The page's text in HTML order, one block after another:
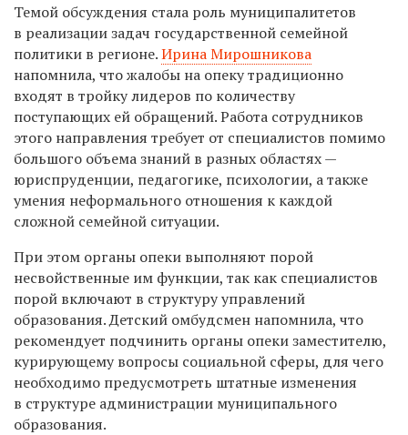
Темой обсуждения стала роль муниципалитетов
в реализации задач государственной семейной
политики в регионе.Ирина Мирошникова
напомнила, что жалобы на опеку традиционно
входят в тройку лидеров по количеству
поступающих ей обращений. Работа сотрудников
этого направления требует от специалистов помимо
большого объема знаний в разных областях —
юриспруденции, педагогике, психологии, а также
умения неформального отношения к каждой
сложной семейной ситуации.
При этом органы опеки выполняют порой
несвойственные им функции, так как специалистов
порой включают в структуру управлений
образования. Детский омбудсмен напомнила, что
рекомендует подчинить органы опеки заместителю,
курирующему вопросы социальной сферы, для чего
необходимо предусмотреть штатные изменения
в структуре администрации муниципального
образования.